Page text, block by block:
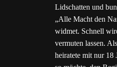
Lidschatten und
„Alle Macht den
widmet. Schnell
vermuten lassen.
heiratete mit nur 18